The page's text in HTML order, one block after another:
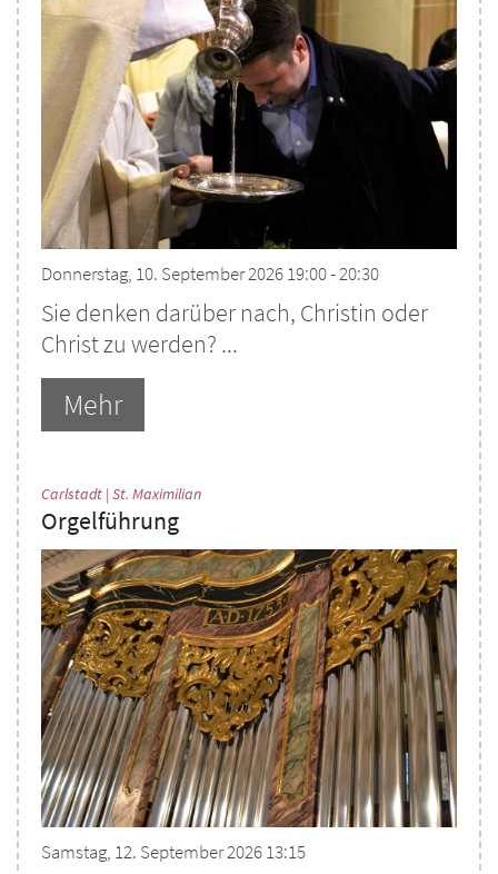
Donnerstag, 10. September 2026 19:00 - 20:30
Sie denken darüber nach, Christin oder
Christ zu werden? ...
Mehr
Carlstadt | St. Maximilian:
Orgelführung
Samstag, 12. September 2026 13:15